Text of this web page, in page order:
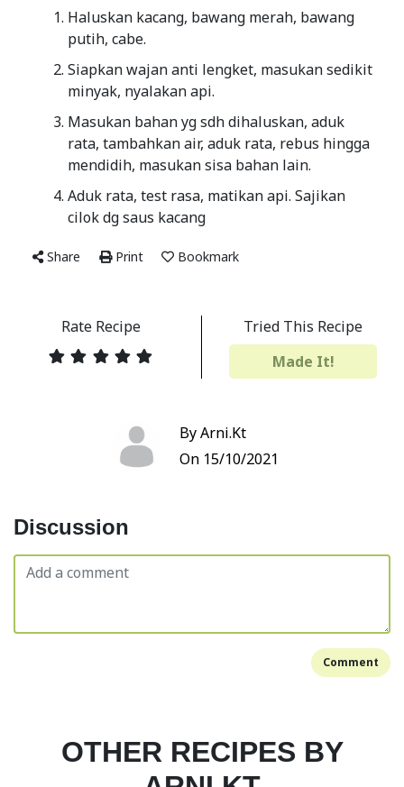
Haluskan kacang, bawang merah, bawang
putih, cabe.
Siapkan wajan anti lengket, masukan sedikit
minyak, nyalakan api.
Masukan bahan yg sdh dihaluskan, aduk
rata, tambahkan air, aduk rata, rebus hingga
mendidih, masukan sisa bahan lain.
Aduk rata, test rasa, matikan api. Sajikan
cilok dg saus kacang
Share Print Bookmark
Rate Recipe
Tried This Recipe
Made It!
By Arni.Kt
On 15/10/2021
Discussion
Comment
OTHER RECIPES BY